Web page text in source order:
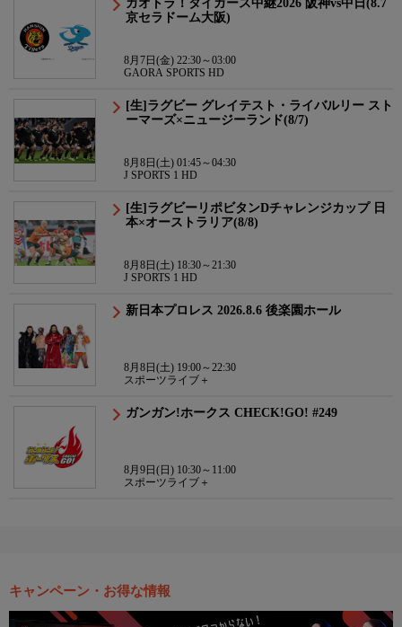
ガオトラ！タイガース中継2026 阪神vs中日(8.7
京セラドーム大阪)
8月7日(金) 22:30～03:00
GAORA SPORTS HD
[生]ラグビー グレイテスト・ライバルリー スト
ーマーズ×ニュージーランド(8/7)
8月8日(土) 01:45～04:30
J SPORTS 1 HD
[生]ラグビーリポビタンDチャレンジカップ 日
本×オーストラリア(8/8)
8月8日(土) 18:30～21:30
J SPORTS 1 HD
新日本プロレス 2026.8.6 後楽園ホール
8月8日(土) 19:00～22:30
スポーツライブ＋
ガンガン!ホークス CHECK!GO! #249
8月9日(日) 10:30～11:00
スポーツライブ＋
キャンペーン・お得な情報